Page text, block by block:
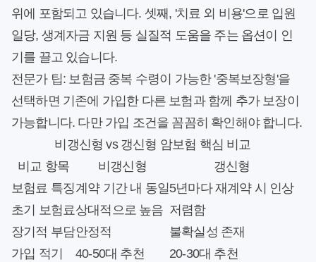
위에 포함되고 있습니다. 셋째, '치료 외 비용'으로 입원
일당, 생계자금 지원 등 실질적 도움을 주는 옵션이 인
기를 끌고 있습니다.
전문가 팁: 보험금 중복 수령이 가능한 '중복보장형'을
선택하면 기존에 가입한 다른 보험과 함께 추가 보장이
가능합니다. 다만 가입 조건을 꼼꼼히 확인해야 합니다.
비갱신형 vs 갱신형 암보험 핵심 비교
비교 항목
비갱신형
갱신형
보험료 특징계약 기간 내 동일5년마다 재계약 시 인상
초기 보험료상대적으로 높음 저렴함
장기적 부담안정적
불확실성 존재
가입 적기
40-50대 추천
20-30대 추천